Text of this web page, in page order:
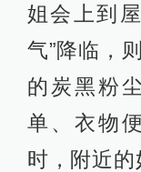
姐会上到
气”降临，
的炭黑粉
单、衣物
时，附近的